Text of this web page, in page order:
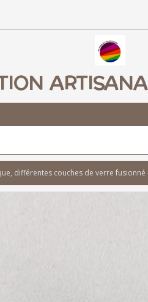
différentes couches de verre